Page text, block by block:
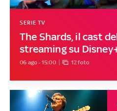
The Shards, il cast
streaming su
SERIE TV
06 ago - 15:00 12 foto